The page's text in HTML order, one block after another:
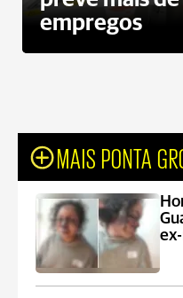
empregos
MAIS PONTA